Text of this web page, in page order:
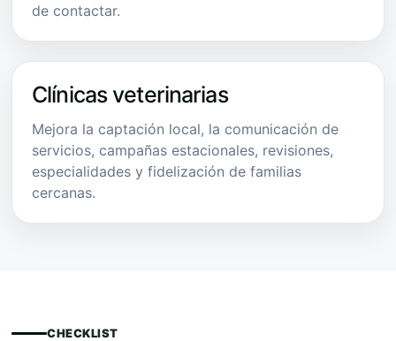
de contactar.
Clínicas veterinarias
Mejora la captación local, la comunicación de
servicios, campañas estacionales, revisiones,
especialidades y fidelización de familias
cercanas.
CHECKLIST